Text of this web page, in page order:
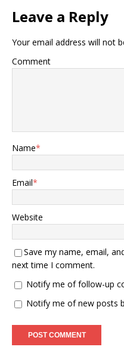
Leave a Reply
Your email address will not
Comment
Name*
Email*
Website
Save my name, email,
next time I comment.
Notify me of follow-up
Notify me of new posts